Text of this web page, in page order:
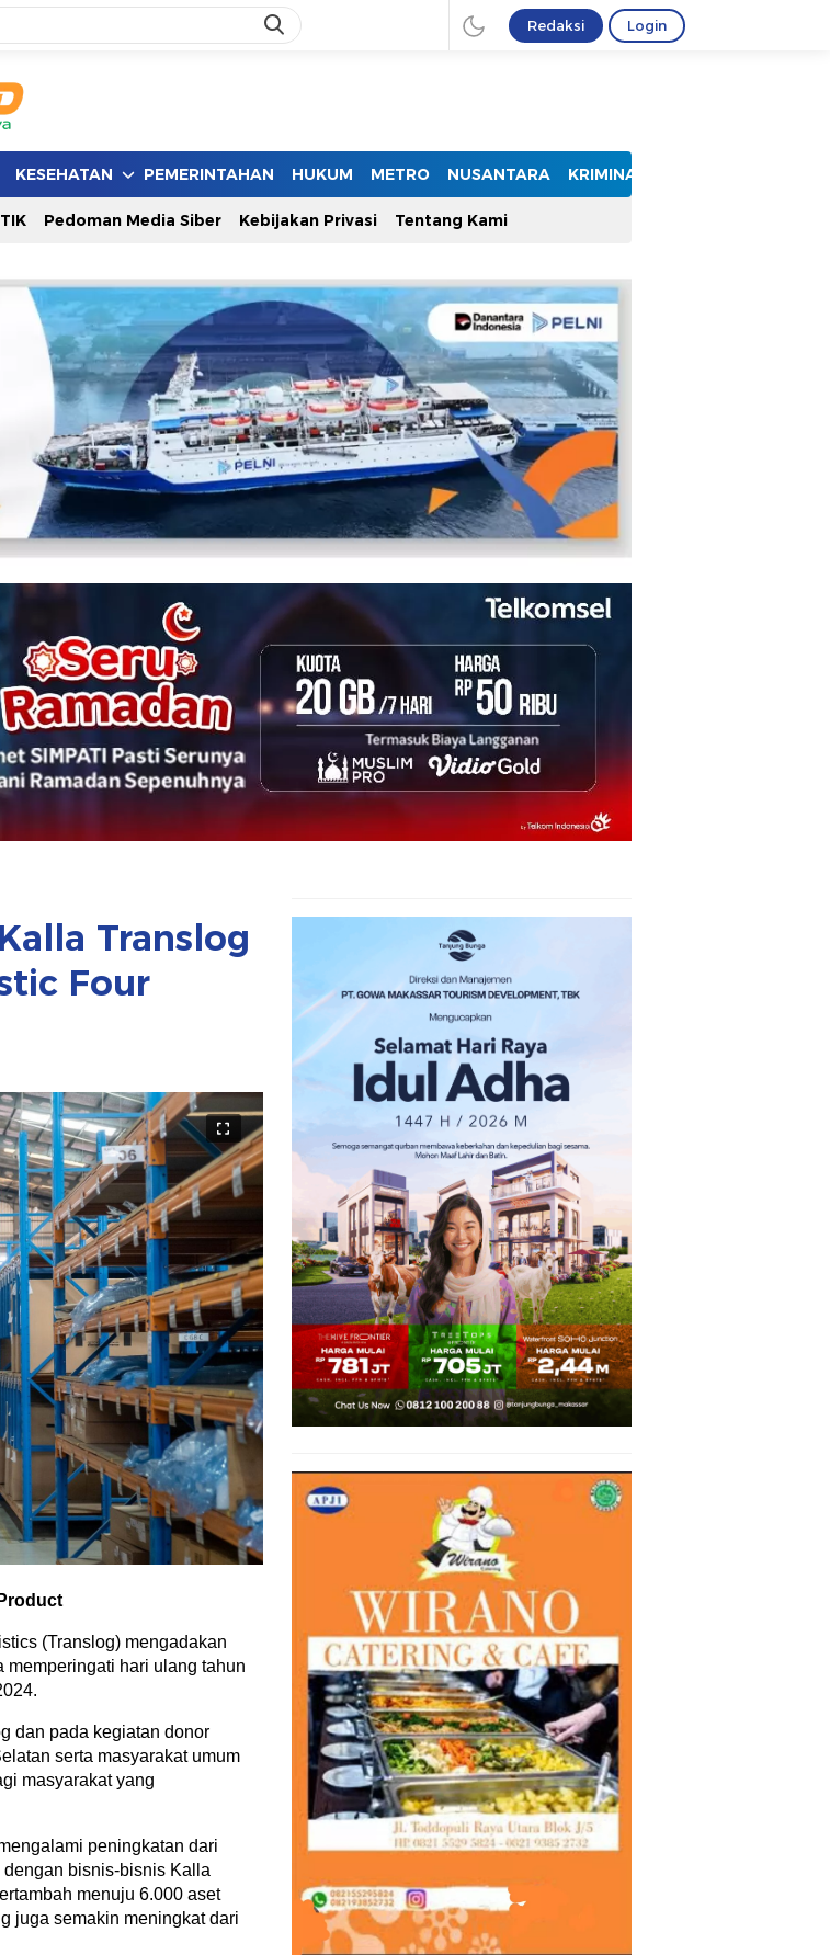
Redaksi Login
KESEHATAN PEMERINTAHAN HUKUM METRO NUSANTARA KRIMINAL
Pedoman Media Siber Kebijakan Privasi Tentang Kami
Translog
Four
(Translog) mengadakan
hari ulang tahun
dan pada kegiatan donor
serta masyarakat umum
masyarakat yang
peningkatan dari
bisnis-bisnis Kalla
menuju 6.000 aset
juga semakin meningkat dari